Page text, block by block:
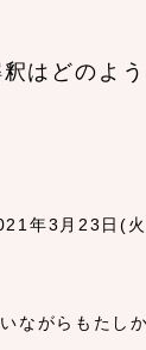
はどのよ
年3月23日(
がらもたし